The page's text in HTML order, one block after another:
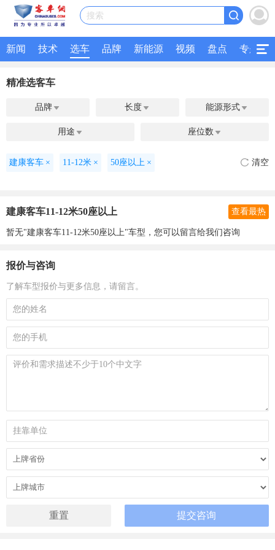
搜索
新闻 技术 选车 品牌 新能源 视频 盘点 专题
精准选客车
品牌  长度  能源形式 
用途  座位数 
建康客车 × 11-12米 × 50座以上 × 清空
建康客车11-12米50座以上 查看最热
暂无"建康客车11-12米50座以上"车型，您可以留言给我们咨询
报价与咨询
了解车型报价与更多信息，请留言。